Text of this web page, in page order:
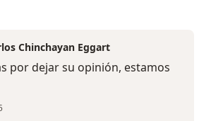
Chinchayan Eggart
por dejar su opinión, estamos